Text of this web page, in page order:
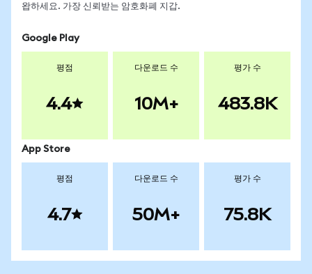
왑하세요. 가장 신뢰받는 암호화폐 지갑.
Google Play
평점
4.4
다운로드 수
10M+
평가 수
483.8K
App Store
평점
4.7
다운로드 수
50M+
평가 수
75.8K